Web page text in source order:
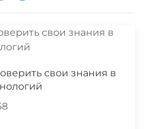
свои знания в